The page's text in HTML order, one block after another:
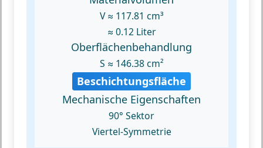
V ≈ 117.81 cm³
≈ 0.12 Liter
Oberflächenbehandlung
S ≈ 146.38 cm²
Beschichtungsfläche
Mechanische Eigenschaften
90° Sektor
Viertel-Symmetrie